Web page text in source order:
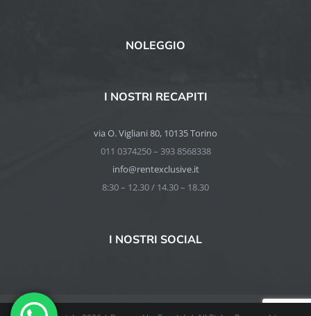
NOLEGGIO
I NOSTRI RECAPITI
via O. Vigliani 80, 10135 Torino
011 0374250 – 393 8568338
info@rentexclusive.it
8:30 – 12.30 / 14.30 – 18.30
I NOSTRI SOCIAL